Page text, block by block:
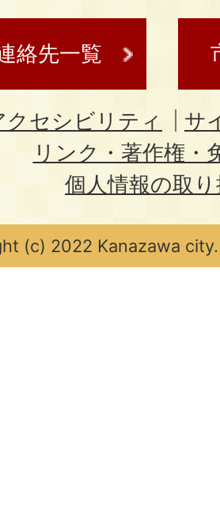
絡先一覧
クセシビリティ
サ
リンク・著作権・
個人情報の取
(c) 2022 Kanazawa